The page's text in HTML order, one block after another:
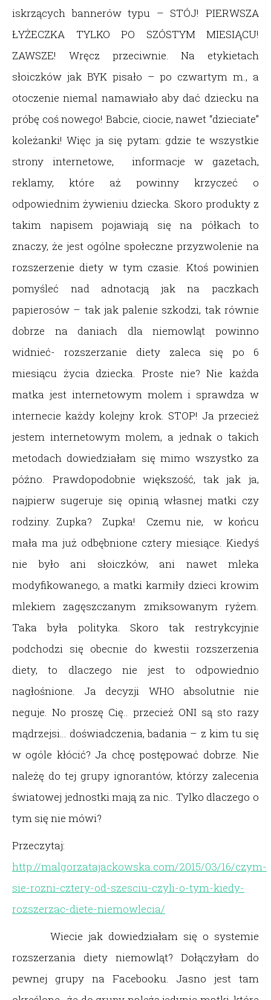
iskrzących bannerów typu – STÓJ! PIERWSZA
ŁYŻECZKA TYLKO PO SZÓSTYM MIESIĄCU!
ZAWSZE! Wręcz przeciwnie. Na etykietach
słoiczków jak BYK pisało – po czwartym m., a
otoczenie niemal namawiało aby dać dziecku na
próbę coś nowego! Babcie, ciocie, nawet “dzieciate”
koleżanki! Więc ja się pytam: gdzie te wszystkie
strony internetowe, informacje w gazetach,
reklamy, które aż powinny krzyczeć o
odpowiednim żywieniu dziecka. Skoro produkty z
takim napisem pojawiają się na półkach to
znaczy, że jest ogólne społeczne przyzwolenie na
rozszerzenie diety w tym czasie. Ktoś powinien
pomyśleć nad adnotacją jak na paczkach
papierosów – tak jak palenie szkodzi, tak równie
dobrze na daniach dla niemowląt powinno
widnieć- rozszerzanie diety zaleca się po 6
miesiącu życia dziecka. Proste nie? Nie każda
matka jest internetowym molem i sprawdza w
internecie każdy kolejny krok. STOP! Ja przecież
jestem internetowym molem, a jednak o takich
metodach dowiedziałam się mimo wszystko za
późno. Prawdopodobnie większość, tak jak ja,
najpierw sugeruje się opinią własnej matki czy
rodziny. Zupka? Zupka! Czemu nie, w końcu
mała ma już odbębnione cztery miesiące. Kiedyś
nie było ani słoiczków, ani nawet mleka
modyfikowanego, a matki karmiły dzieci krowim
mlekiem zagęszczanym zmiksowanym ryżem.
Taka była polityka. Skoro tak restrykcyjnie
podchodzi się obecnie do kwestii rozszerzenia
diety, to dlaczego nie jest to odpowiednio
nagłośnione. Ja decyzji WHO absolutnie nie
neguje. No proszę Cię.. przecież ONI są sto razy
mądrzejsi… doświadczenia, badania – z kim tu się
w ogóle kłócić? Ja chcę postępować dobrze. Nie
należę do tej grupy ignorantów, którzy zalecenia
światowej jednostki mają za nic.. Tylko dlaczego o
tym się nie mówi?
Przeczytaj:
http://malgorzatajackowska.com/2015/03/16/czym-
sie-rozni-cztery-od-szesciu-czyli-o-tym-kiedy-
rozszerzac-diete-niemowlecia/
Wiecie jak dowiedziałam się o systemie
rozszerzania diety niemowląt? Dołączyłam do
pewnej grupy na Facebooku. Jasno jest tam